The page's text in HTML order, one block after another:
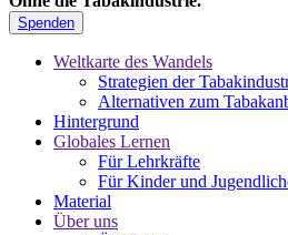
Spenden
Weltkarte des Wandels
Strategien der
Alternativen zum
Hintergrund
Globales Lernen
Für Lehrkräfte
Für Kinder und
Material
Über uns